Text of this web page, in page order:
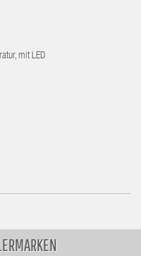
mit LED